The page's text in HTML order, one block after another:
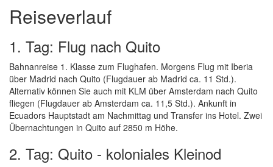
Reiseverlauf
1. Tag: Flug nach Quito
Bahnanreise 1. Klasse zum Flughafen. Morgens Flug mit Iberia
über Madrid nach Quito (Flugdauer ab Madrid ca. 11 Std.).
Alternativ können Sie auch mit KLM über Amsterdam nach Quito
fliegen (Flugdauer ab Amsterdam ca. 11,5 Std.). Ankunft in
Ecuadors Hauptstadt am Nachmittag und Transfer ins Hotel. Zwei
Übernachtungen in Quito auf 2850 m Höhe.
2. Tag: Quito - koloniales Kleinod